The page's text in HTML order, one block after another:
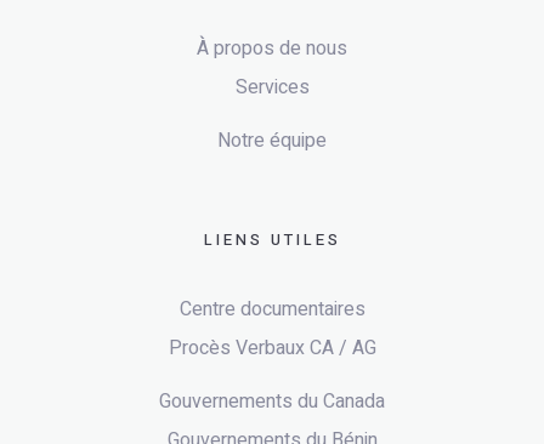
À propos de nous
Services
Notre équipe
LIENS UTILES
Centre documentaires
Procès Verbaux CA / AG
Gouvernements du Canada